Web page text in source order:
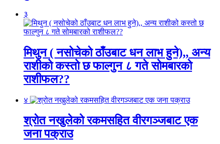
३
मिथुन ( नसोचेको ठाँउबाट धन लाभ हुने),, अन्य
राशीको कस्तो छ फाल्गुन ८ गते सोमबारको
राशीफल??
४
श्रोत नखुलेको रकमसहित वीरगञ्जबाट एक
जना पक्राउ